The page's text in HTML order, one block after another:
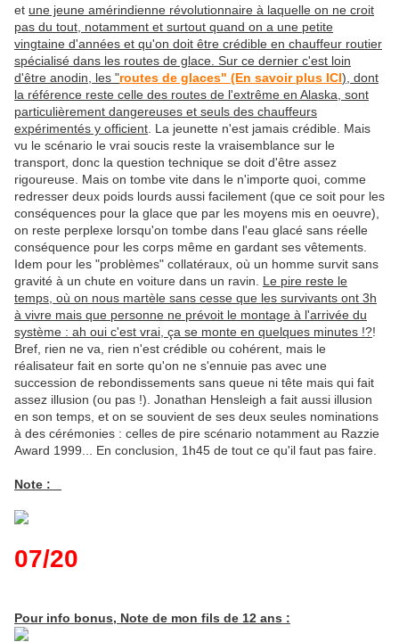
et une jeune amérindienne révolutionnaire à laquelle on ne croit
pas du tout, notamment et surtout quand on a une petite
vingtaine d'années et qu'on doit être crédible en chauffeur routier
spécialisé dans les routes de glace. Sur ce dernier c'est loin
d'être anodin, les "routes de glaces" (En savoir plus ICI), dont
la référence reste celle des routes de l'extrême en Alaska, sont
particulièrement dangereuses et seuls des chauffeurs
expérimentés y officient . La jeunette n'est jamais crédible. Mais
vu le scénario le vrai soucis reste la vraisemblance sur le
transport, donc la question technique se doit d'être assez
rigoureuse. Mais on tombe vite dans le n'importe quoi, comme
redresser deux poids lourds aussi facilement (que ce soit pour les
conséquences pour la glace que par les moyens mis en oeuvre),
on reste perplexe lorsqu'on tombe dans l'eau glacé sans réelle
conséquence pour les corps même en gardant ses vêtements.
Idem pour les "problèmes" collatéraux, où un homme survit sans
gravité à un chute en voiture dans un ravin. Le pire reste le
temps, où on nous martèle sans cesse que les survivants ont 3h
à vivre mais que personne ne prévoit le montage à l'arrivée du
système : ah oui c'est vrai, ça se monte en quelques minutes !?!
Bref, rien ne va, rien n'est crédible ou cohérent, mais le
réalisateur fait en sorte qu'on ne s'ennuie pas avec une
succession de rebondissements sans queue ni tête mais qui fait
assez illusion (ou pas !). Jonathan Hensleigh a fait aussi illusion
en son temps, et on se souvient de ses deux seules nominations
à des cérémonies : celles de pire scénario notamment au Razzie
Award 1999... En conclusion, 1h45 de tout ce qu'il faut pas faire.
Note :
07/20
Pour info bonus, Note de mon fils de 12 ans :